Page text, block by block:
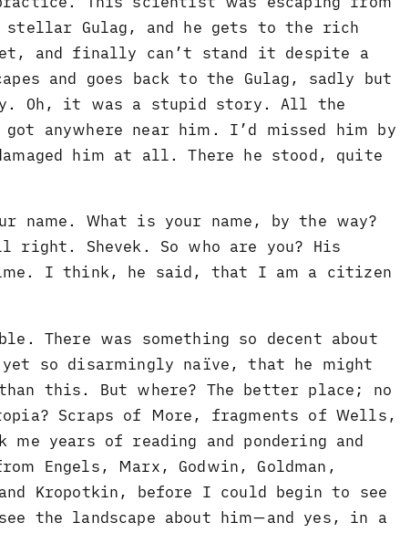
Gulag, and he gets to the rich
and finally can’t stand it despite a
and goes back to the Gulag, sadly but
Oh, it was a stupid story. All the
anywhere near him. I’d missed him by
him at all. There he stood, quite
What is your name, by the way?
right. Shevek. So who are you? His
I think, he said, that I am a citizen
There was something so decent about
so disarmingly naïve, that he might
this. But where? The better place; no
Scraps of More, fragments of Wells,
years of reading and pondering and
Engels, Marx, Godwin, Goldman,
Kropotkin, before I could begin to see
the landscape about him—and yes, in a